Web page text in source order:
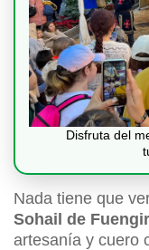
Disfruta del
Nada tiene que
Sohail de
artesanía y cuero